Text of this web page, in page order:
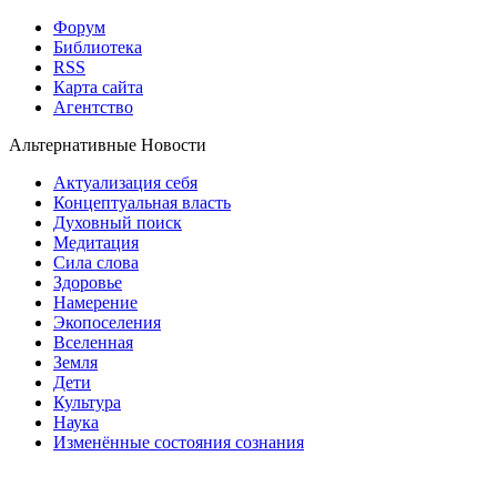
Форум
Библиотека
RSS
Карта сайта
Агентство
Альтернативные Новости
Актуализация себя
Концептуальная власть
Духовный поиск
Медитация
Сила слова
Здоровье
Намерение
Экопоселения
Вселенная
Земля
Дети
Культура
Наука
Изменённые состояния сознания